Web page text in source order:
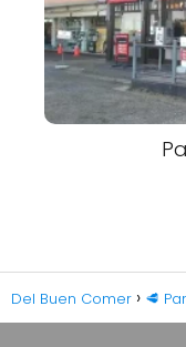
Del Buen Comer 🥩